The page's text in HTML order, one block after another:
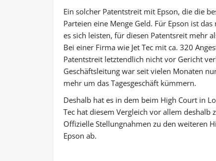
Ein solcher Patentstreit mit Epson, die die
Parteien eine Menge Geld. Für Epson ist
es sich leisten, für diesen Patentsreit mehr
Bei einer Firma wie Jet Tec mit ca. 320
Patentstreit letztendlich nicht vor Gericht
Geschäftsleitung war seit vielen Monaten
mehr um das Tagesgeschäft kümmern.
Deshalb hat es in dem beim High Court in
Tec hat diesem Vergleich vor allem
Offizielle Stellungnahmen zu den weiteren
Epson ab.